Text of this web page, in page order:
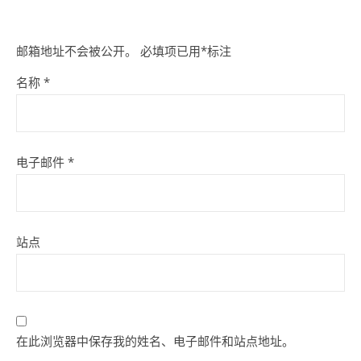
邮箱地址不会被公开。 必填项已用*标注
名称 *
电子邮件 *
站点
在此浏览器中保存我的姓名、电子邮件和站点地址。